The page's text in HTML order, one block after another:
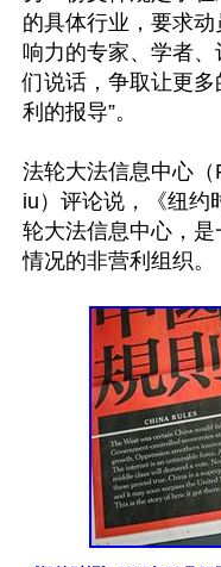
的具体行业，要求
响力的专家、学者
们说话，争取让更
利的报导”。
法轮大法信息中心
iu）评论说，《纽约
轮大法信息中心，
情况的非营利组织。